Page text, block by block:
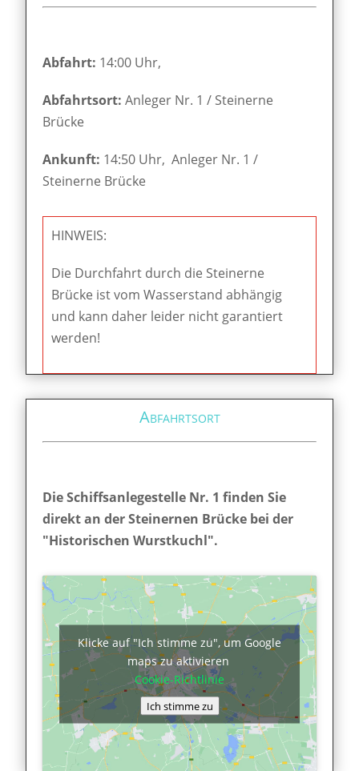
Abfahrt: 14:00 Uhr,
Abfahrtsort:Anleger Nr. 1 / Steinerne
Brücke
Ankunft: 14:50 Uhr, Anleger Nr. 1 /
Steinerne Brücke
HINWEIS:
Die Durchfahrt durch die Steinerne
Brücke ist vom Wasserstand abhängig
und kann daher leider nicht garantiert
werden!
Abfahrtsort
Die Schiffsanlegestelle Nr. 1 finden Sie
direkt an der Steinernen Brücke bei der
"Historischen Wurstkuchl".
Klicke auf "Ich stimme zu", um Google
maps zu aktivieren
Cookie-Richtlinie
Ich stimme zu